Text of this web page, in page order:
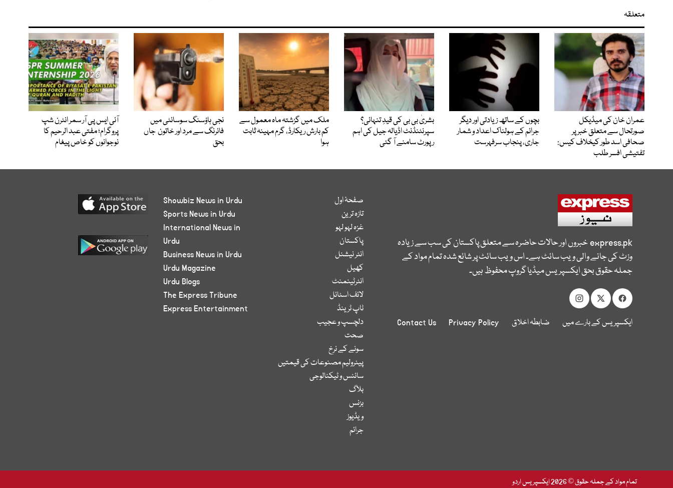
متعلقہ
عمران خان کی میڈیکل
صورتحال سے متعلق خبر پر
صحافی اسد طور کیخلاف کیس:
تفتیشی افسر طلب
بچوں کے ساتھ زیادتی اور دیگر
جرائم کے ہولناک اعداد و شمار
جاری، پنجاب سرفہرست
بشریٰ بی بی کی قیدِ تنہائی؟
سپرنٹنڈنٹ اڈیالہ جیل کی اہم
رپورٹ سامنے آ گئی
ملک میں گزشتہ ماہ معمول سے
کم بارش ریکارڈ، گرم مہینہ ثابت
ہوا
نجی ہاؤسنگ سوسائٹی میں
فائرنگ سے مرد اور خاتون جاں
بحق
آئی ایس پی آر سمر انٹرن شپ
پروگرام؛ مفتی عبد الرحیم کا
نوجوانوں کو خاص پیغام
express.pkخبروں اور حالات حاضرہ سے متعلق پاکستان کی سب سے زیادہ
وزٹ کی جانے والی ویب سائٹ ہے۔ اس ویب سائٹ پر شائع شدہ تمام مواد کے
جملہ حقوق بحق ایکسپریس میڈیا گروپ محفوظ ہیں۔
ایکسپریس کے بارے میں ضابطہ اخلاق Privacy Policy
Contact Us
صفحۂ اول
تازہ ترین
غزہ لہو لہو
پاکستان
انٹر نیشنل
کھیل
انٹرٹینمنٹ
لائف اسٹائل
ٹاپ ٹرینڈ
دلچسپ و عجیب
صحت
سونے کے نرخ
پیٹرولیم مصنوعات کی قیمتیں
سائنس و ٹیکنالوجی
بلاگ
بزنس
ویڈیوز
جرائم
Showbiz News in Urdu
Sports News in Urdu
International News in
Urdu
Business News in Urdu
Urdu Magazine
Urdu Blogs
The Express Tribune
Express Entertainment
تمام مواد کے جملہ حقوق © 2026 ایکسپریس اردو